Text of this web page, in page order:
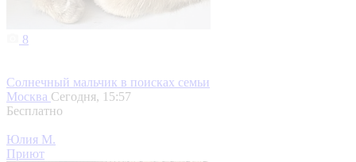
8
Солнечный мальчик в поисках семьи
Москва Сегодня, 15:57
Бесплатно
Юлия М.
Приют